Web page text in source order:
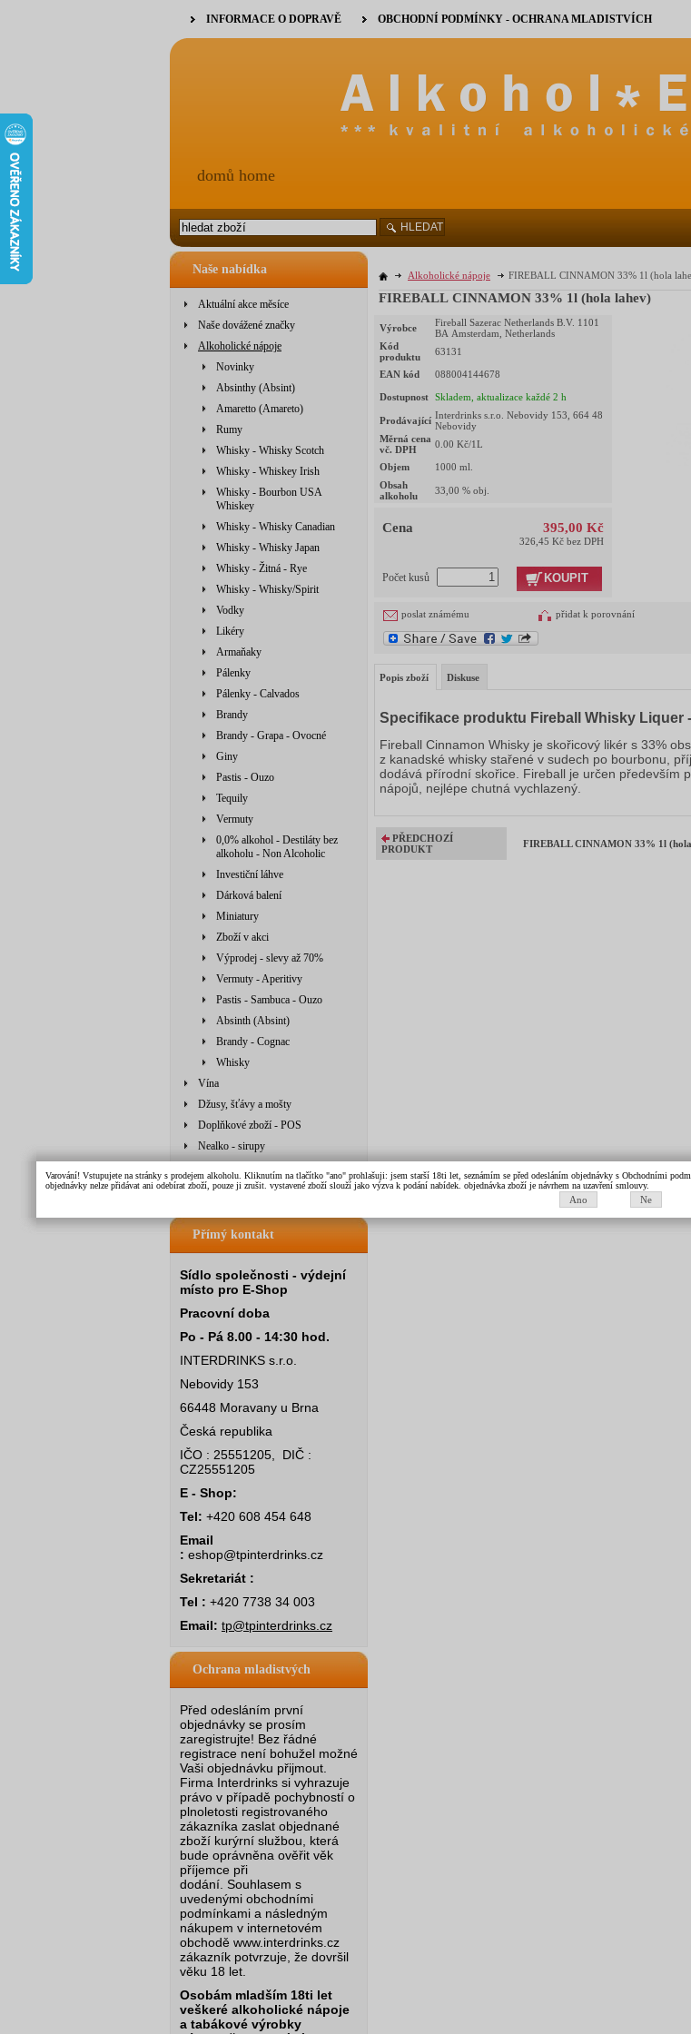
Naše nabídka
Aktuální akce měsíce
Naše dovážené značky
Alkoholické nápoje
Novinky
Absinthy (Absint)
Amaretto (Amareto)
Rumy
Whisky - Whisky Scotch
Whisky - Whiskey Irish
Whisky - Bourbon USA
Whiskey
Whisky - Whisky Canadian
Whisky - Whisky Japan
Whisky - Žitná - Rye
Whisky - Whisky/Spirit
Vodky
Likéry
Armaňaky
Pálenky
Pálenky - Calvados
Brandy
Brandy - Grapa - Ovocné
Giny
Pastis - Ouzo
Tequily
Vermuty
0,0% alkohol - Destiláty bez
alkoholu - Non Alcoholic
Investiční láhve
Dárková balení
Miniatury
Zboží v akci
Výprodej - slevy až 70%
Vermuty - Aperitivy
Pastis - Sambuca - Ouzo
Absinth (Absint)
Brandy - Cognac
Whisky
Vína
Džusy, šťávy a mošty
Doplňkové zboží - POS
Nealko - sirupy
Džusy, šťávy, mošty, sirupy
Přímý kontakt
Sídlo společnosti - výdejní
místo pro E-Shop
Pracovní doba
Po - Pá 8.00 - 14:30 hod.
INTERDRINKS s.r.o.
Nebovidy 153
66448 Moravany u Brna
Česká republika
IČO : 25551205, DIČ :
CZ25551205
E - Shop:
Tel: +420 608 454 648
Email
: eshop@tpinterdrinks.cz
Sekretariát :
Tel : +420 7738 34 003
Email: tp@tpinterdrinks.cz
Ochrana mladistvých
Před odesláním první
objednávky se prosím
zaregistrujte! Bez řádné
registrace není bohužel možné
Vaši objednávku přijmout.
Firma Interdrinks si vyhrazuje
právo v případě pochybností o
plnoletosti registrovaného
zákazníka zaslat objednané
zboží kurýrní službou, která
bude oprávněna ověřit věk
příjemce při
dodání. Souhlasem s
uvedenými obchodními
podmínkami a následným
nákupem v internetovém
obchodě www.interdrinks.cz
zákazník potvrzuje, že dovršil
věku 18 let.
Osobám mladším 18ti let
veškeré alkoholické nápoje
a tabákové výrobky
Alkoholické nápoje FIREBALL CINNAMON 33% 1l (hola
FIREBALL CINNAMON 33% 1l (hola lahev)
Výrobce
Fireball Sazerac Netherlands B.V. 1101
BA Amsterdam, Netherlands
Kód
produktu
63131
EAN kód 088004144678
Dostupnost Skladem, aktualizace každé 2 h
Prodávající Interdrinks s.r.o. Nebovidy 153, 664 48
Nebovidy
Měrná cena
vč. DPH
0.00 Kč/1L
Objem 1000 ml.
Obsah
alkoholu
33,00 % obj.
Cena 395,00 Kč
326,45 Kč bez DPH
Počet kusů KOUPIT
poslat známému přidat k porovnání
Popis zboží Diskuse
Specifikace produktu Fireball Whisky Liquer
Fireball Cinnamon Whisky je skořicový likér s 33%
z kanadské whisky stařené v sudech po bourbonu,
dodává přírodní skořice. Fireball je určen především
nápojů, nejlépe chutná vychlazený.
PŘEDCHOZÍ
PRODUKT
FIREBALL CINNAMON 33% 1l
INFORMACE O DOPRAVĚ OBCHODNÍ PODMÍNKY - OCHRANA MLADISTVÍCH
domů home
HLEDAT
Varování! Vstupujete na stránky s prodejem alkoholu. Kliknutím na tlačítko "ano" prohlašuji: jsem starší 18ti let, seznámím se před odesláním objednávky s Obchodními
objednávky nelze přidávat ani odebírat zboží, pouze ji zrušit. vystavené zboží slouží jako výzva k podání nabídek. objednávka zboží je návrhem na uzavření smlouvy.
Ano Ne